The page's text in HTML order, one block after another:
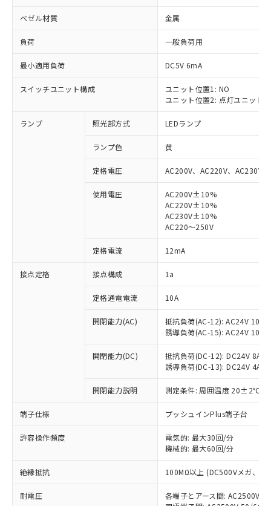
ベゼル材質 金属
負荷 一般負荷用
最小適用負荷 DC5V 6mA
スイッチユニット構成
ユニット位置1: NO
ユニット位置2: 点灯ユニット
ランプ 照光部方式 LEDランプ
ランプ色 黄
定格電圧 AC200V、AC220V、AC230V
使用電圧
AC200V±10%
AC220V±10%
AC230V±10%
AC220～250V
定格電流 12mA
接点定格 接点構成 1a
定格通電電流 10A
開閉能力(AC)
抵抗負荷(AC-12): AC24V 10A/
誘導負荷(AC-15): AC24V
開閉能力(DC)
抵抗負荷(DC-12): DC24V 8A/
誘導負荷(DC-13): DC24V 4A/
開閉能力説明 測定条件: 周囲温度 20±2℃、
端子仕様 プッシュインPlus端子台
許容操作頻度
電気的: 最大30回/分
機械的: 最大60回/分
絶縁抵抗 100MΩ以上 (DC500Vメガ、点
耐電圧
各端子とアース間: AC2500V
ご利用条件
以下の条件をお読みいただき、同意のうえ
本サービスは、当社制御機器事業取扱
商品の当社在庫状況および標準価格
(税抜)を提供させていただくもので
当社制御機器事業取扱商品の中には、
本サービスの対象外となる商品もある
ことをご了承ください。
在庫状況および標準価格照会結果は、
記載している更新日時点での社内デー
タに基づき作成されるものであり、閲
準価格とは異なる場合があることをご
対応済み：EU RoHS指令（10物質）の
非含有に対応した製品が提供可能な商品で
対応予定：EU RoHS指令（10物質）の非含
有に対応した製品に切り替える予定のある
対応予定なし：EU RoHS指令（10物質）の
非含有に非対応の商品で、対応品を出す予
調査・確認中：EU RoHS指令（10物質）の
非含有の対応状況を調査中または確認中の
非該当品：ライセンス料など無形物で、有
害物質有無と関係のない商品です。
仕入先様の事情により、非含有部品として
いたものが、含有品と判明した場合などや
むを得ず変更することがあります。
*EU RoHS指令（10物質）：
鉛(Pb) 1000ppm以下、 水銀(Hg) 1000ppm以下、 カド
六価クロム(Cr(Ⅵ)) 1000ppm以下、ポリ臭化ビフェニル
「○」：最大均質材料含有率が中国RoHSの
基準値以下であることを示します。
「×」：最大均質材料含有率が中国RoHSの
基準値を超えていることを示します。
「－」：未確認です。当社販売部門へお問
当社は、これら貴社製品のうち、外国
為替および外国貿易法に定める商品
（以下｢規制貨物等」という）を輸出
または国外への提供する場合は、日本
国政府の輸出許可(または役務取引許
可)を取得するなどの必要な手続きを